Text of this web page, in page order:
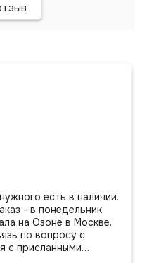
есть в наличии.
- в понедельник
на Озоне в Москве.
по вопросу с
с присланными